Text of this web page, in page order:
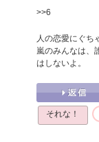
>>6
人の恋愛にぐち
嵐のみんなは、
はしないよ。
それな！